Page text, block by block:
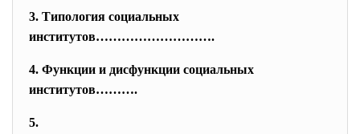
3. Типология социальных
институтов……………………….
4. Функции и дисфункции социальных
институтов……….
5.